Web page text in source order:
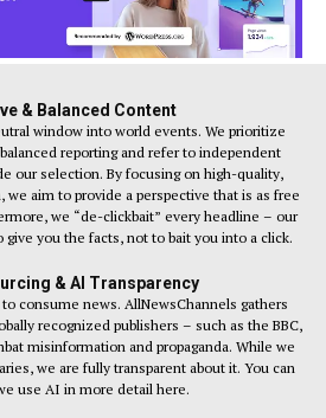
& Balanced Content
window into world events. We prioritize
reporting and refer to independent
our selection. By focusing on high-quality,
we aim to provide a perspective that is as free
we “de-clickbait” every headline – our
you the facts, not to bait you into a click.
& AI Transparency
consume news. AllNewsChannels gathers
recognized publishers – such as the BBC,
misinformation and propaganda. While we
we are fully transparent about it. You can
use AI in more detail here.